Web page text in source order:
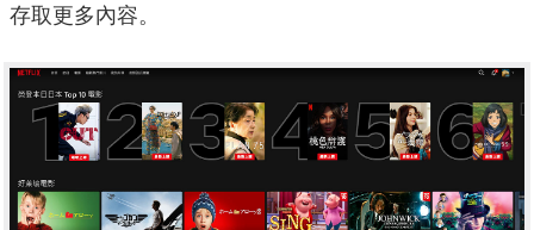
存取更多內容。